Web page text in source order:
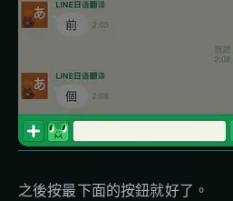
之後按最下面的按鈕就好了。